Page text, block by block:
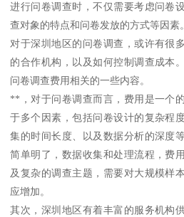
进行问卷调查时，不仅需要考虑问卷
查对象的特点和问卷发放的方式等因素。
对于深圳地区的问卷调查，或许有很
的合作机构，以及如何控制调查成本
问卷调查费用相关的一些内容。
**，对于问卷调查而言，费用是一个
于多个因素，包括问卷设计的复杂程
集的时间长度、以及数据分析的深度
简单明了，数据收集和处理流程，费
及复杂的调查主题，需要对大规模样
应增加。
其次，深圳地区有着丰富的服务机构